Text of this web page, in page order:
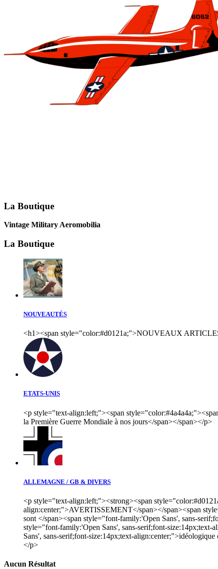
La Boutique
Vintage Military Aeromobilia
La Boutique
NOUVEAUTÉS
<h1><span style="color:#d0121a;">NOUVEAUX
ETATS-UNIS
<p style="text-align:left;"><span
la Première Guerre Mondiale à nos jours</span></span></p>
ALLEMAGNE / GB & DIVERS
<p style="text-align:left;"><strong><span
align:center;">AVERTISSEMENT</span></span><span
sont </span><span style="font-family:'Open Sans', sans-
style="font-family:'Open Sans', sans-serif;font-size:14px;text-
Sans', sans-serif;font-size:14px;text-
</p>
Aucun Résultat